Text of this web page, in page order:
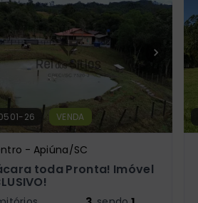
26 VENDA
- Apiúna/SC
toda Pronta! Imóvel